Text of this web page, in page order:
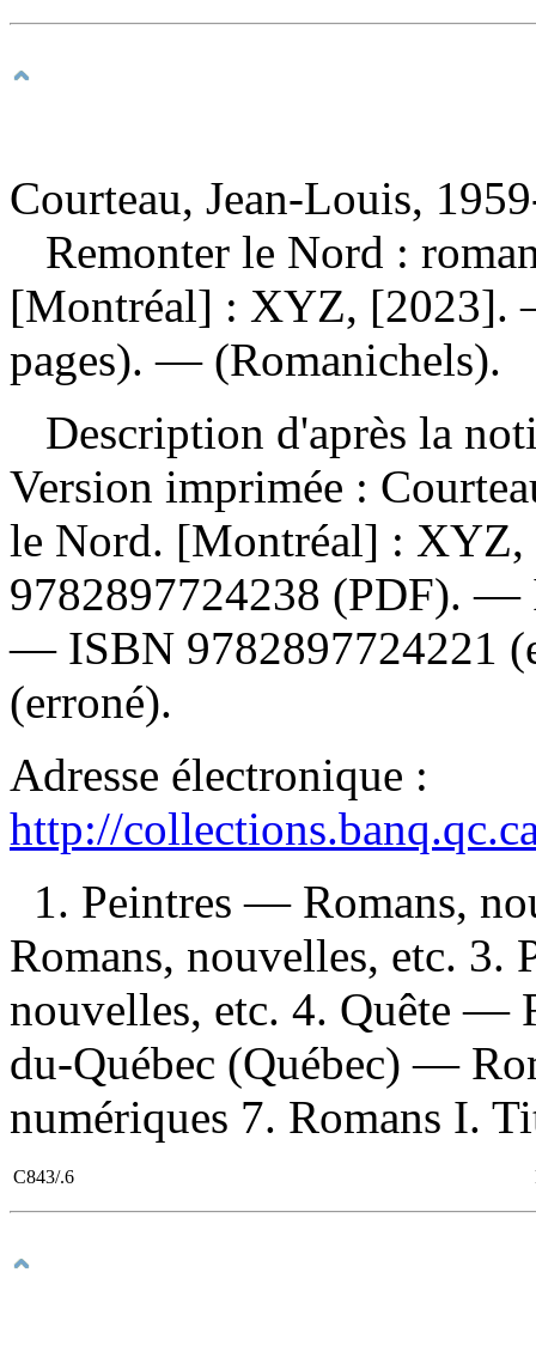
Courteau, Jean-Louis,
Remonter le Nord :
[Montréal] : XYZ, [2023].
pages). — (Romanichels).
Description d'après la
Version imprimée :
le Nord. [Montréal] :
9782897724238 (PDF). —
— ISBN 9782897724221
(erroné).
Adresse électronique :
http://
1. Peintres — Romans,
Romans, nouvelles, etc.
nouvelles, etc. 4. Quête —
du-Québec (Québec) —
numériques 7. Romans I.
C843/.6